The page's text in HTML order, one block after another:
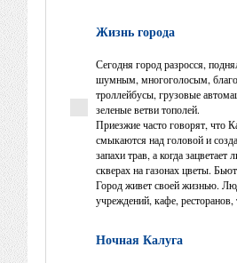
Жизнь города
Сегодня город разросся,
шумным, многоголосым,
троллейбусы, грузовые
зеленые ветви тополей.
Приезжие часто говорят, что
смыкаются над головой и
запахи трав, а когда
скверах на газонах цветы.
Город живет своей жизнью.
учреждений, кафе,
Ночная Калуга